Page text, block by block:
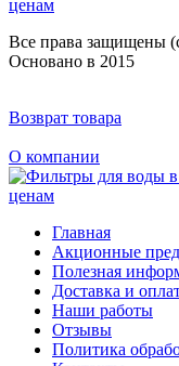
Все права защищены
Основано в 2015
Возврат товара
О компании
Главная
Акционные
Полезная
Доставка и
Наши работы
Отзывы
Политика